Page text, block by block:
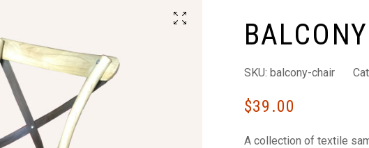
SKU: balcony-chair
$39.00
A collection of textile